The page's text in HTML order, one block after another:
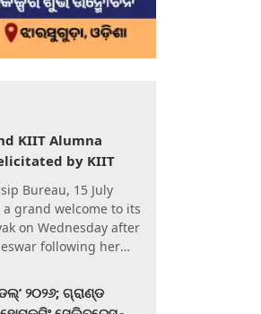
KIIT Alumna
by KIIT
Bureau, 15 July
a grand welcome to its
on Wednesday after
following her
୨୦୨୬; ଗ୍ରାଣ୍ଡ